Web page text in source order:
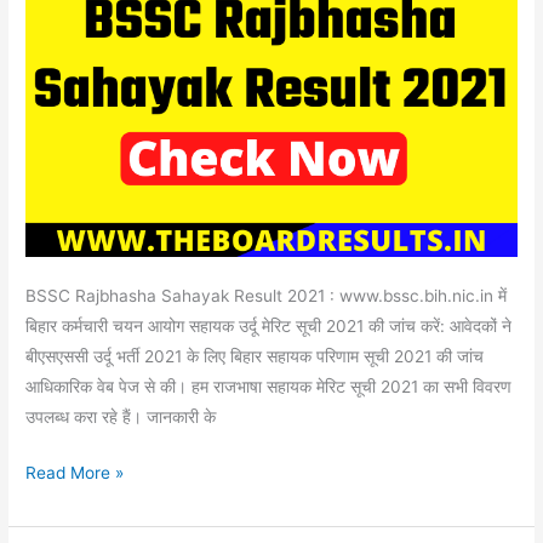
BSSC Rajbhasha Sahayak Result 2021 : www.bssc.bih.nic.in में
बिहार कर्मचारी चयन आयोग सहायक उर्दू मेरिट सूची 2021 की जांच करें: आवेदकों ने
बीएसएससी उर्दू भर्ती 2021 के लिए बिहार सहायक परिणाम सूची 2021 की जांच
आधिकारिक वेब पेज से की। हम राजभाषा सहायक मेरिट सूची 2021 का सभी विवरण
उपलब्ध करा रहे हैं। जानकारी के
pdf
Read More »